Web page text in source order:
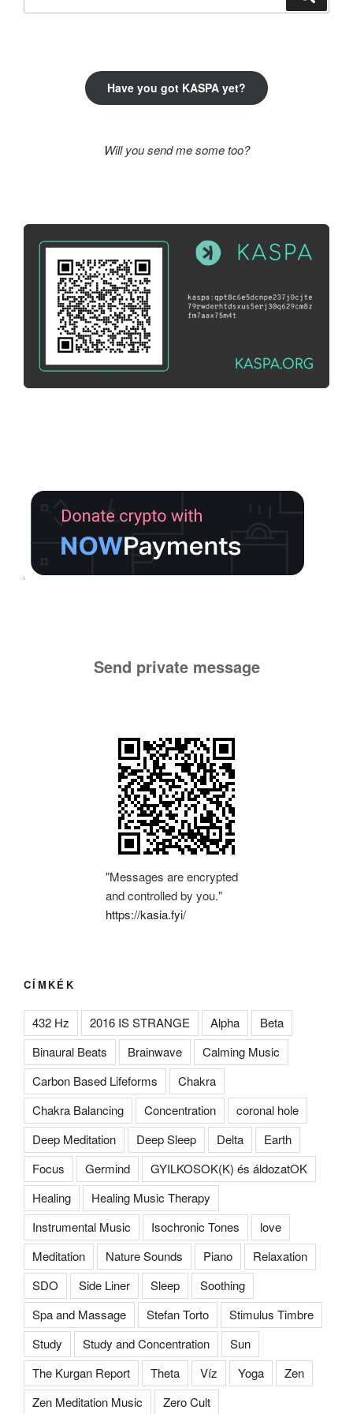
Have you got KASPA yet?
Will you send me some too?
Send private message
"Messages are encrypted
and controlled by you."
https://kasia.fyi/
CÍMKÉK
432 Hz 2016 IS STRANGE Alpha
Beta
Binaural Beats
Brainwave
Calming Music
Carbon Based Lifeforms
Chakra
Chakra Balancing
Concentration
coronal hole
Deep Meditation
Deep Sleep Delta
Earth
Focus
Germind
GYILKOSOK(K) és áldozatOK
Healing
Healing Music Therapy
Instrumental Music
Isochronic Tones
love
Meditation
Nature Sounds Piano
Relaxation
SDO
Side Liner Sleep
Soothing
Spa and Massage
Stefan Torto
Stimulus Timbre
Study
Study and Concentration
Sun
The Kurgan Report
Theta Víz Yoga
Zen
Zen Meditation Music
Zero Cult